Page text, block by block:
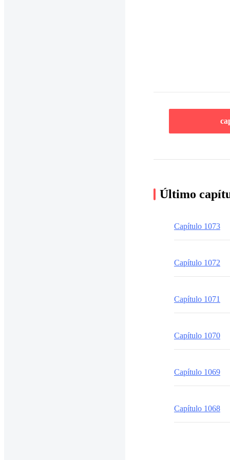
Último
Capítulo 1073
Capítulo 1072
Capítulo 1071
Capítulo 1070
Capítulo 1069
Capítulo 1068